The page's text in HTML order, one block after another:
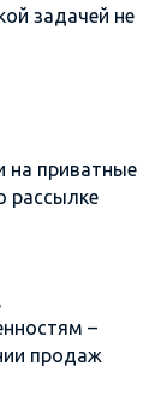
задачей не
на приватные
рассылке
–
продаж